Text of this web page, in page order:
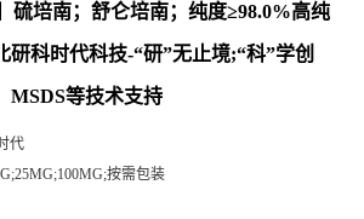
】硫培南；舒仑培南；纯度≥98.0%高纯
研科时代科技-“研”无止境;“科”学创
MSDS等技术支持
代
按需包装